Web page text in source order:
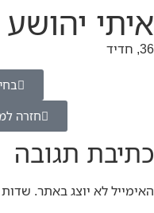
איתי יהושע
36, חדיד
חזרה
כתיבת תגובה
האימייל לא יוצג באתר.